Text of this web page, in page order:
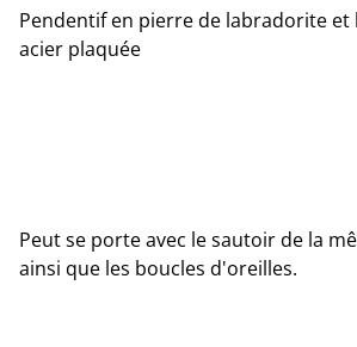
Pendentif en pierre de labradorite et
acier plaquée
Peut se porte avec le sautoir de la
ainsi que les boucles d'oreilles.